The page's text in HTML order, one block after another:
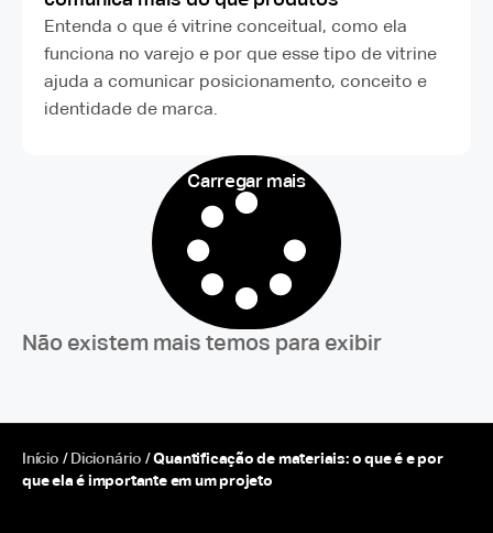
Entenda o que é vitrine conceitual, como ela
funciona no varejo e por que esse tipo de vitrine
ajuda a comunicar posicionamento, conceito e
identidade de marca.
Carregar mais
Não existem mais temos para exibir
Início /Dicionário /Quantificação de materiais: o que é e por
que ela é importante em um projeto